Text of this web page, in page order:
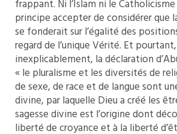
frappant. Ni l’Islam ni le
principe accepter de considérer que
se fonderait sur l’égalité des
regard de l’unique Vérité. Et pourtant,
inexplicablement, la déclaration
« le pluralisme et les diversités de
de sexe, de race et de langue sont
divine, par laquelle Dieu a créé les
sagesse divine est l’origine dont
liberté de croyance et à la liberté